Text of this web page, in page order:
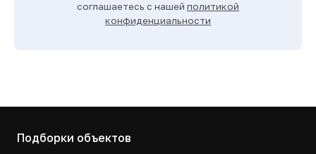
соглашаетесь с нашей политикой
конфиденциальности
Подборки объектов